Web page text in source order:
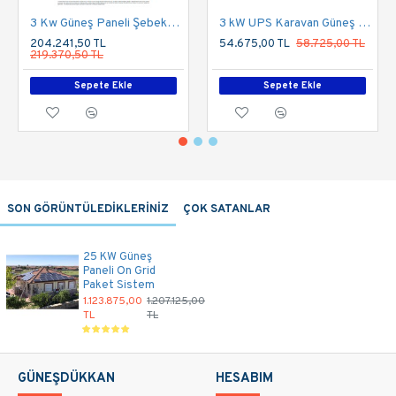
3 Kw Güneş Paneli Şebeke Bağlantılı Çatı Uygulaması
204.241,50 TL
219.370,50 TL
Sepete Ekle
3 kW UPS Karavan Güneş Enerji Sistemi Paketi (855Wp Panel & 300Ah Depolama)
54.675,00 TL 58.725,00 TL
Sepete Ekle
SON GÖRÜNTÜLEDİKLERİNİZ ÇOK SATANLAR
25 KW Güneş
Paneli On Grid
Paket Sistem
1.123.875,00
TL
1.207.125,00
TL
GÜNEŞDÜKKAN HESABIM